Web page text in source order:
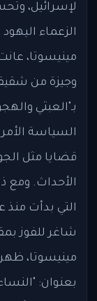
لإسرائيل،
الزعماء
مينيسوتا،
وجيزة من
بـ"العبثي
السياسة
قضايا مثل
الأحداث. ومع
التي بدأت
شاغر للفوز
مينيسوتا،
بعنوان: